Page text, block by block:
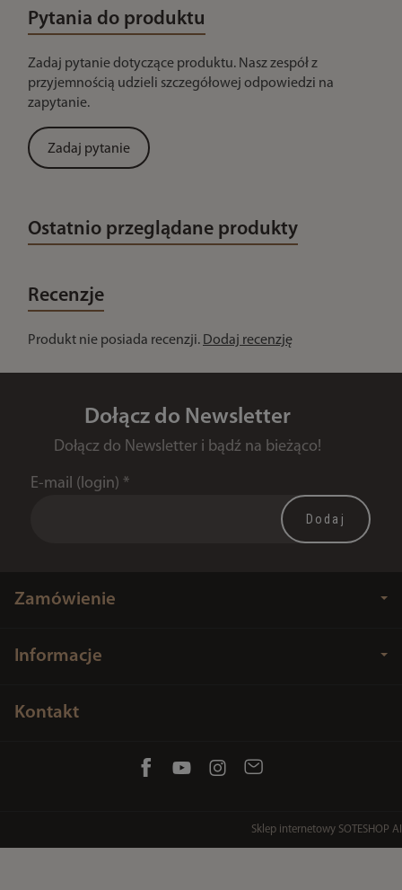
Pytania do produktu
Zadaj pytanie dotyczące produktu. Nasz zespół z
przyjemnością udzieli szczegółowej odpowiedzi na
zapytanie.
Zadaj pytanie
Ostatnio przeglądane produkty
Recenzje
Produkt nie posiada recenzji. Dodaj recenzję
Dołącz do Newsletter
Dołącz do Newsletter i bądź na bieżąco!
E-mail (login) *
Zamówienie
Informacje
Kontakt
Sklep internetowy SOTESHOP AI